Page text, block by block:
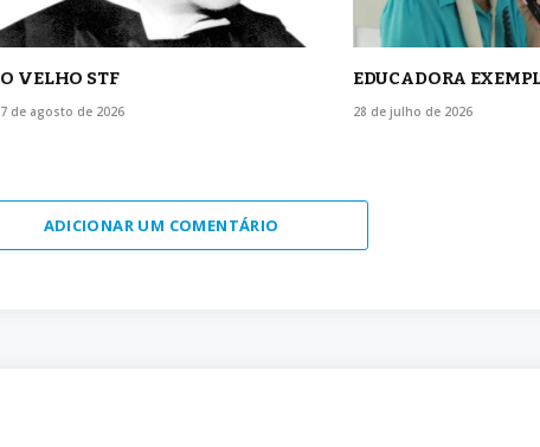
O VELHO STF
7 de agosto de 2026
EDUCADORA
28 de julho de 2026
ADICIONAR UM COMENTÁRIO